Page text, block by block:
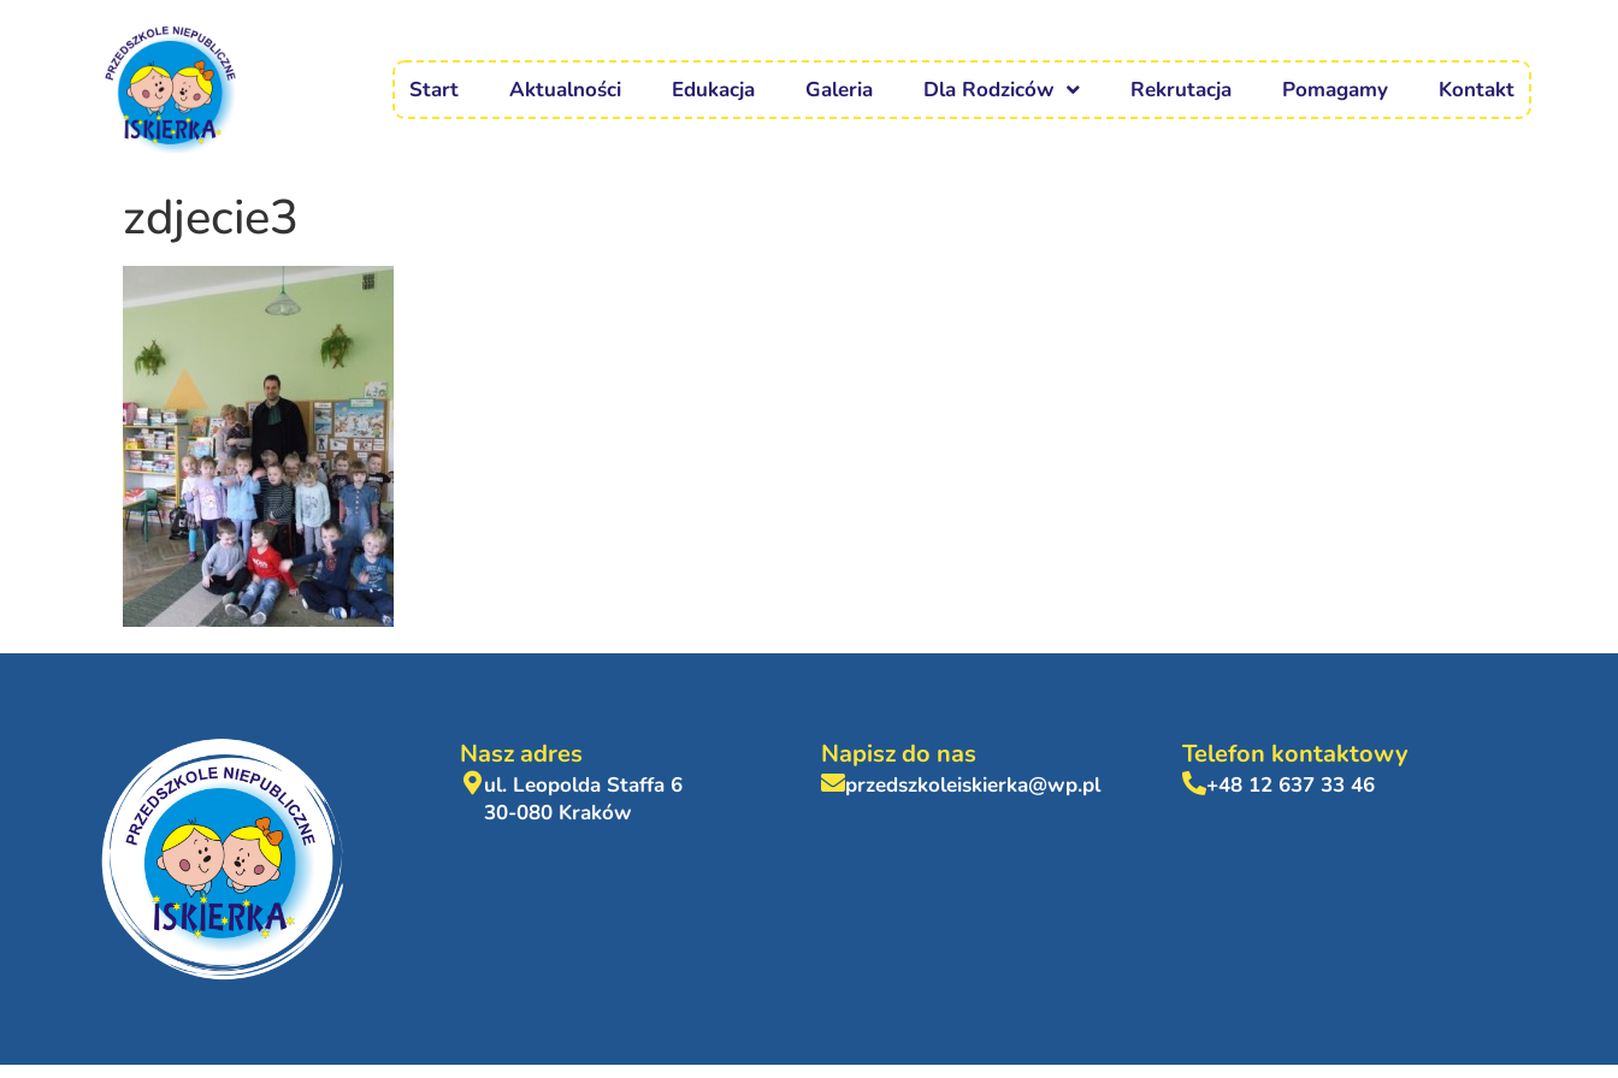
Start Aktualności Edukacja Galeria Dla Rodziców Rekrutacja Pomagamy Kontakt
zdjecie3
Nasz adres
ul. Leopolda Staffa 6
30-080 Kraków
Napisz do nas
przedszkoleiskierka@wp.pl
Telefon kontaktowy
+48 12 637 33 46